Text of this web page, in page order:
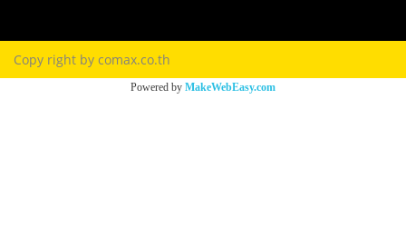
Copy right by comax.co.th
Powered by MakeWebEasy.com